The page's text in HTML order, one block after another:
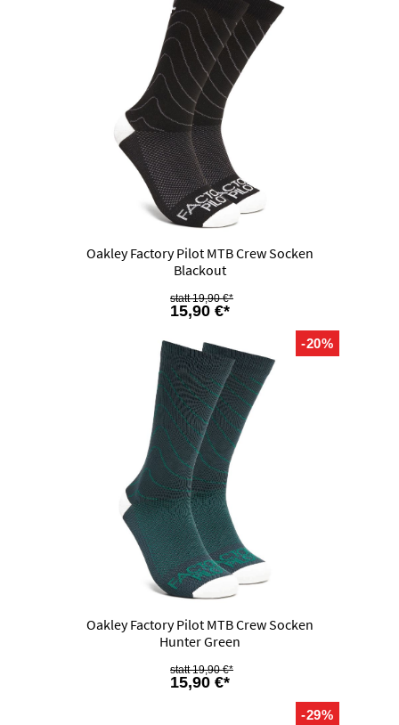
Oakley Factory Pilot MTB Crew Socken
Blackout
15,90 €*
19,90 €*
-20%
Oakley Factory Pilot MTB Crew Socken
Hunter Green
15,90 €*
19,90 €*
-29%